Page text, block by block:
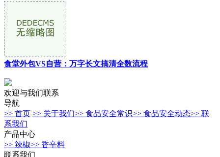
食堂外包VS自营：万字长文搞清全数流程
欢迎与我们联系
导航
>> 首页 >> 关于我们>> 食品安全常识>> 食品安全动态>> 联
系我们
产品中心
>> 辣椒>> 香辛料
联系我们